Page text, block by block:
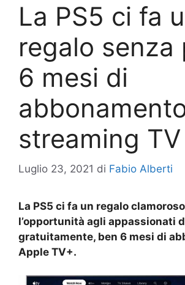
La PS5 ci fa
regalo senza
6 mesi di
streaming TV
Luglio 23, 2021 di Fabio Alberti
La PS5 ci fa un regalo
l’opportunità agli appassionati
gratuitamente, ben 6 mesi di
Apple TV+.